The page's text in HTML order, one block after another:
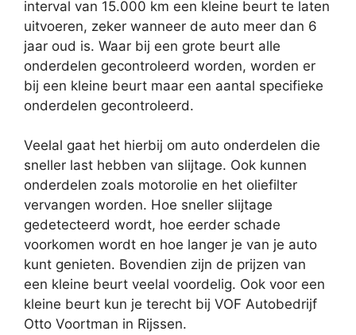
interval van 15.000 km een kleine beurt te laten
uitvoeren, zeker wanneer de auto meer dan 6
jaar oud is. Waar bij een grote beurt alle
onderdelen gecontroleerd worden, worden er
bij een kleine beurt maar een aantal specifieke
onderdelen gecontroleerd.
Veelal gaat het hierbij om auto onderdelen die
sneller last hebben van slijtage. Ook kunnen
onderdelen zoals motorolie en het oliefilter
vervangen worden. Hoe sneller slijtage
gedetecteerd wordt, hoe eerder schade
voorkomen wordt en hoe langer je van je auto
kunt genieten. Bovendien zijn de prijzen van
een kleine beurt veelal voordelig. Ook voor een
kleine beurt kun je terecht bij VOF Autobedrijf
Otto Voortman in Rijssen.